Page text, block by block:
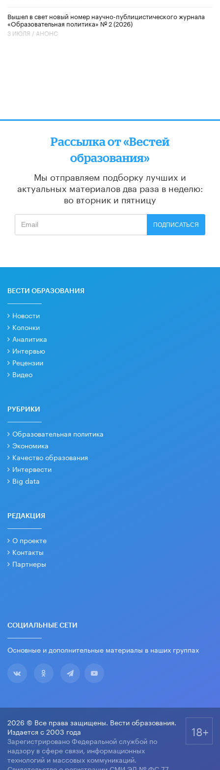
Вышел в свет новый номер научно-публицистического журнала
«Образовательная политика» № 2 (2026)
3 ИЮЛЯ / АНОНС
Рассылка от «Вестей
образования»
Мы отправляем подборку лучших и
актуальных материалов два раза в неделю:
во вторник и пятницу
ПОДПИСАТЬСЯ
ВЕСТИ ОБРАЗОВАНИЯ
Новости
Колонки
Аналитика
Интервью
Рецензии
Видео
РУБРИКИ
Образовательная политика
Экономика
Качество образования
Интервести
Big data
РЕДАКЦИЯ
О проекте
Контакты
Партнеры
СОЦИАЛЬНЫЕ СЕТИ
Основные и дополнительные материалы в наших группах
2026 © Все права защищены. Вести образования.
Издается с 2003 года
Зарегистрировано Федеральной службой по
надзору в сфере связи, информационных
технологий и массовых коммуникаций.
18+